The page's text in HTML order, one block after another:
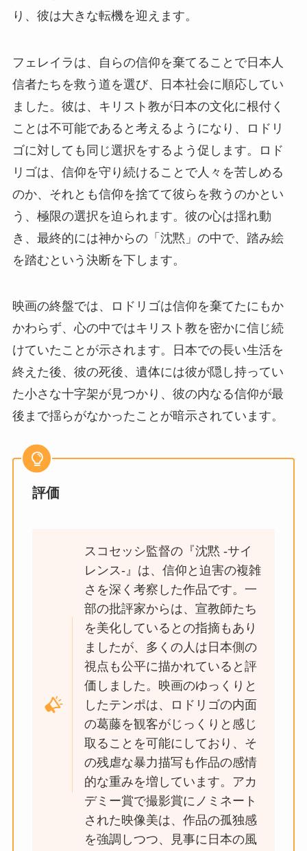
り、彼は大きな転機を迎えます。
フェレイラは、自らの信仰を棄てることで日本人
信者たちを救う道を選び、日本社会に順応してい
ました。彼は、キリスト教が日本の文化に根付く
ことは不可能であると考えるようになり、ロドリ
ゴに対しても同じ選択をするよう促します。ロド
リゴは、信仰を守り続けることで人々を苦しめる
のか、それとも信仰を捨てて彼らを救うのかとい
う、極限の選択を迫られます。彼の心は揺れ動
き、最終的には神からの「沈黙」の中で、踏み絵
を踏むという決断を下します。
映画の終盤では、ロドリゴは信仰を棄てたにもか
かわらず、心の中ではキリスト教を密かに信じ続
けていたことが示されます。日本での長い生活を
終えた後、彼の死後、遺体には彼が隠し持ってい
た小さな十字架が見つかり、彼の内なる信仰が最
後まで揺らがなかったことが暗示されています​。
評価
スコセッシ監督の『沈黙 -サイ
レンス-』は、信仰と迫害の複雑
さを深く考察した作品です。一
部の批評家からは、宣教師たち
を美化しているとの指摘もあり
ましたが、多くの人は日本側の
視点も公平に描かれていると評
価しました​。映画のゆっくりと
したテンポは、ロドリゴの内面
の葛藤を観客がじっくりと感じ
取ることを可能にしており、そ
の残虐な暴力描写も作品の感情
的な重みを増しています。アカ
デミー賞で撮影賞にノミネート
された映像美は、作品の孤独感
を強調しつつ、見事に日本の風